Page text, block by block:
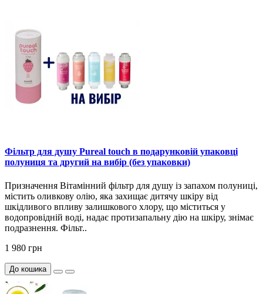
Фільтр для душу Pureal touch в подарунковій упаковці
полуниця та другий на вибір (без упаковки)
Призначення Вітамінний фільтр для душу із запахом полуниці,
містить оливкову олію, яка захищає дитячу шкіру від
шкідливого впливу залишкового хлору, що міститься у
водопровідній воді, надає протизапальну дію на шкіру, знімає
подразнення. Фільт..
1 980 грн
До кошика